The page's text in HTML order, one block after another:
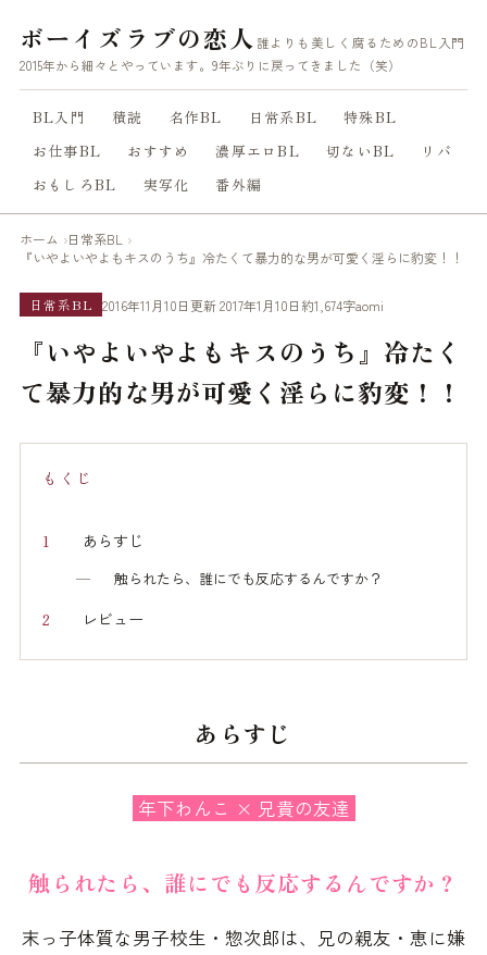
ボーイズラブの恋人 誰よりも美しく腐るためのBL入門
2015年から細々とやっています。9年ぶりに戻ってきました（笑）
BL入門 積読 名作BL 日常系BL
特殊BL
お仕事BL
おすすめ 濃厚エロBL 切ないBL
リバ
おもしろBL
実写化 番外編
ホーム 日常系BL
『いやよいやよもキスのうち』冷たくて暴力的な男が可愛く淫らに豹変！！
日常系BL 2016年11月10日 更新 2017年1月10日約1,674字aomi
『いやよいやよもキスのうち』冷たく
て暴力的な男が可愛く淫らに豹変！！
もくじ
あらすじ
触られたら、誰にでも反応するんですか？
レビュー
あらすじ
年下わんこ × 兄貴の友達
触られたら、誰にでも反応するんですか？
末っ子体質な男子校生・惣次郎は、兄の親友・恵に嫌